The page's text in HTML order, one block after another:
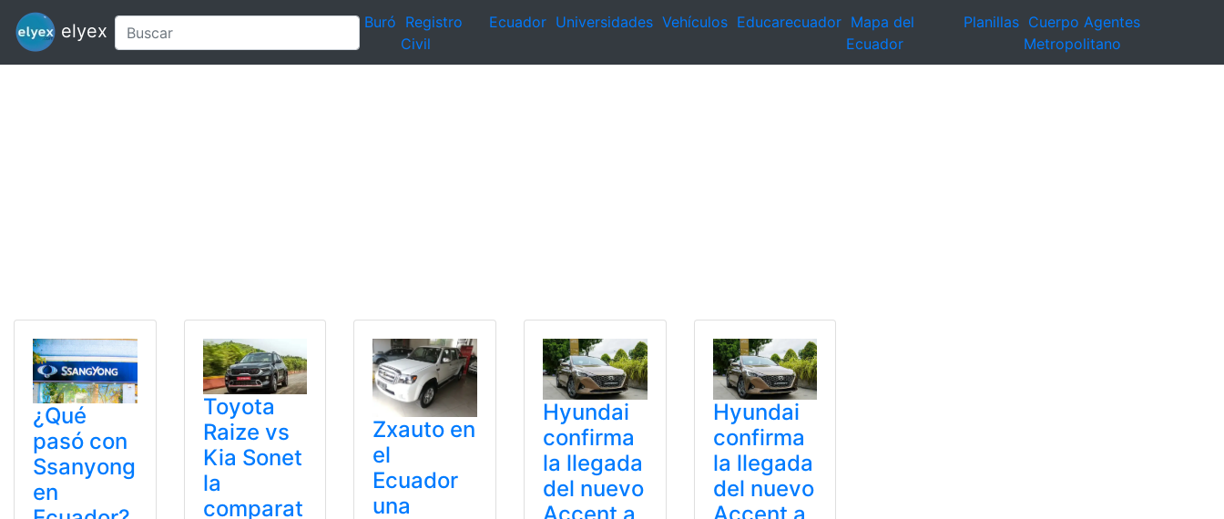
elyex Buró Registro
Civil
Ecuador Universidades Vehículos Educarecuador Mapa del
Ecuador
Planillas Cuerpo Agentes
Metropolitano
¿Qué
pasó con
Ssanyong
en
Toyota
Raize vs
Kia Sonet
la
comparat
Zxauto en
el
Ecuador
una
Hyundai
confirma
la llegada
del nuevo
Hyundai
confirma
la llegada
del nuevo